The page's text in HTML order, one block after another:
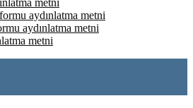
metni
aydınlatma metni
aydınlatma metni
metni